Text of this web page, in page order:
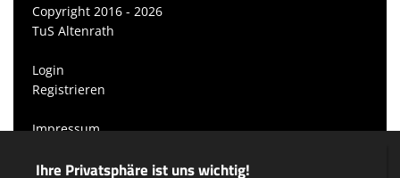
Copyright 2016 - 2026
TuS Altenrath
Login
Registrieren
Impressum